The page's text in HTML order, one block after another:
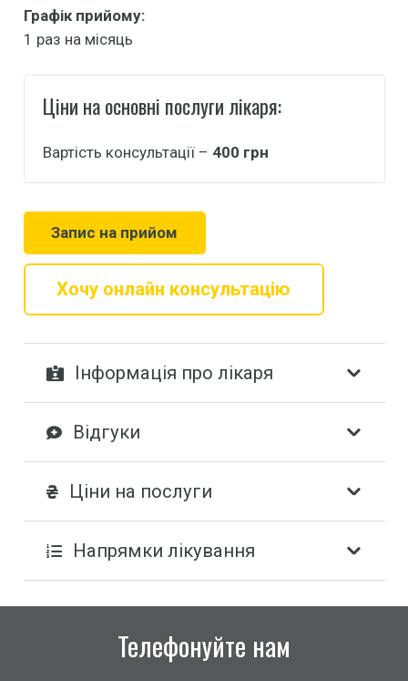
Графік прийому:
1 раз на місяць
Ціни на основні послуги лікаря:
Вартість консультації – 400 грн
Запис на прийом
Хочу онлайн консультацію
Інформація про лікаря
Відгуки
Ціни на послуги
Напрямки лікування
Телефонуйте нам